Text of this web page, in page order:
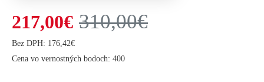
217,00€ 310,00€
Bez DPH: 176,42€
Cena vo vernostných bodoch: 400